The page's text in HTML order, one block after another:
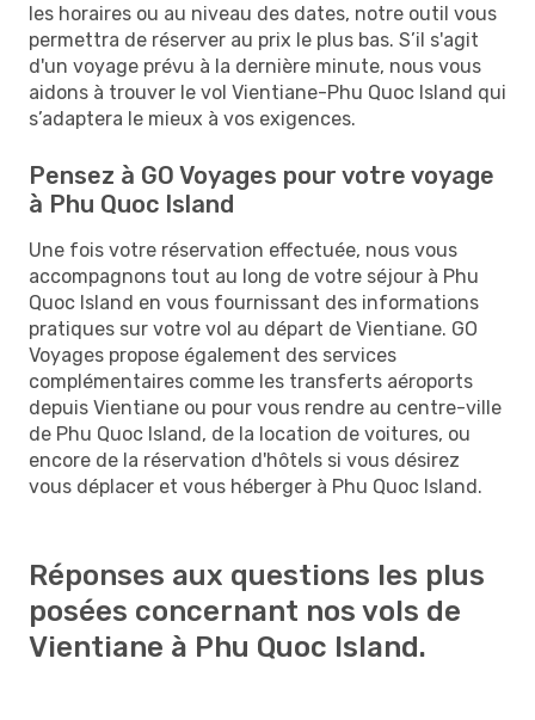
les horaires ou au niveau des dates, notre outil vous
permettra de réserver au prix le plus bas. S’il s'agit
d'un voyage prévu à la dernière minute, nous vous
aidons à trouver le vol Vientiane-Phu Quoc Island qui
s’adaptera le mieux à vos exigences.
Pensez à GO Voyages pour votre voyage
à Phu Quoc Island
Une fois votre réservation effectuée, nous vous
accompagnons tout au long de votre séjour à Phu
Quoc Island en vous fournissant des informations
pratiques sur votre vol au départ de Vientiane. GO
Voyages propose également des services
complémentaires comme les transferts aéroports
depuis Vientiane ou pour vous rendre au centre-ville
de Phu Quoc Island, de la location de voitures, ou
encore de la réservation d'hôtels si vous désirez
vous déplacer et vous héberger à Phu Quoc Island.
Réponses aux questions les plus
posées concernant nos vols de
Vientiane à Phu Quoc Island.